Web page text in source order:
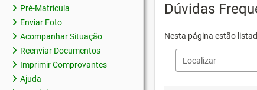
Pré-Matrícula
Enviar Foto
Acompanhar Situação
Reenviar Documentos
Imprimir Comprovantes
Ajuda
Dúvidas
Nesta página estão